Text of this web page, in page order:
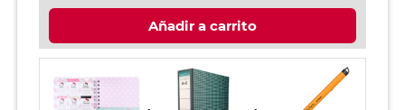
Añadir a carrito